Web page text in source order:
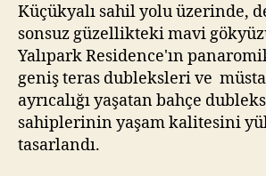
Küçükyalı sahil yolu üzerinde,
sonsuz güzellikteki mavi
Yalıpark Residence'ın
geniş teras dubleksleri ve
ayrıcalığı yaşatan bahçe
sahiplerinin yaşam kalitesini
tasarlandı.